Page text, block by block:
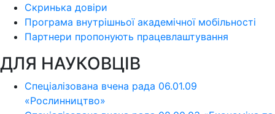
Скринька довіри
Програма внутрішньої академічної мобільності
Партнери пропонують працевлаштування
ДЛЯ НАУКОВЦІВ
Спеціалізована вчена рада 06.01.09
«Рослинництво»